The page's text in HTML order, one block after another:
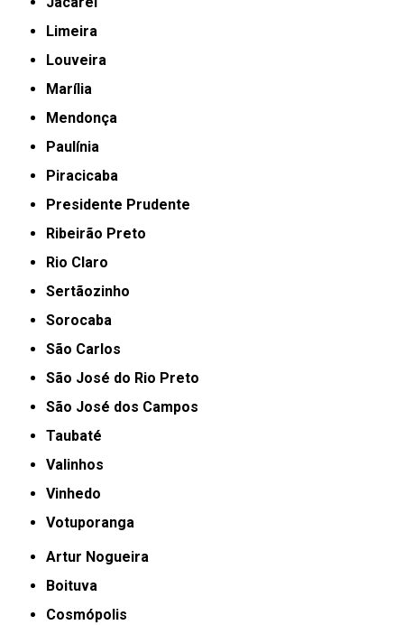
Limeira
Louveira
Marília
Mendonça
Paulínia
Piracicaba
Presidente Prudente
Ribeirão Preto
Rio Claro
Sertãozinho
Sorocaba
São Carlos
São José do Rio Preto
São José dos Campos
Taubaté
Valinhos
Vinhedo
Votuporanga
Artur Nogueira
Boituva
Cosmópolis